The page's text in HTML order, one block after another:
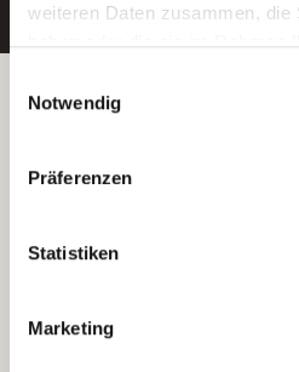
weiteren Daten zusammen, die
Wenn Sie auf „Cookies
Sie der Speicherung
Ihre Einwilligung
indem Sie die Cookie-
unsererDatenschutzerklärung
Notwendig
Präferenzen
Statistiken
Marketing
Betreiber der Webseite
Kantstraße 45a
(Ein Tochterunternehmen des AWO
e.V.)